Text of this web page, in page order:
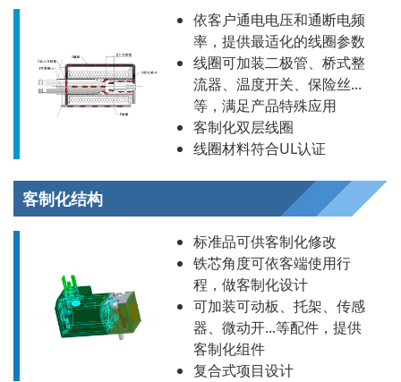
依客户通电电压和通断电频
率，提供最适化的线圈参数
线圈可加装二极管、桥式整
流器、温度开关、保险丝...
等，满足产品特殊应用
客制化双层线圈
线圈材料符合UL认证
客制化结构
标准品可供客制化修改
铁芯角度可依客端使用行
程，做客制化设计
可加装可动板、托架、传感
器、微动开...等配件，提供
客制化组件
复合式项目设计